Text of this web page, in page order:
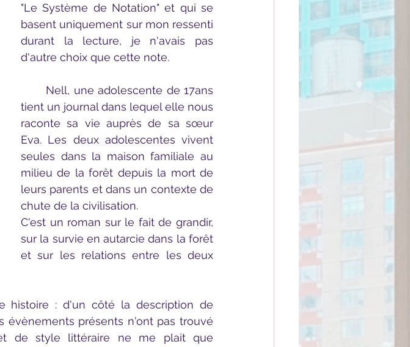
"Le Système de Notation" et qui se
basent uniquement sur mon ressenti
durant la lecture, je n'avais pas
d'autre choix que cette note.
tient un journal dans lequel elle nous
raconte sa vie auprès de sa sœur
Eva. Les deux adolescentes vivent
seules dans la maison familiale au
milieu de la forêt depuis la mort de
leurs parents et dans un contexte de
chute de la civilisation.
C'est un roman sur le fait de grandir,
sur la survie en autarcie dans la forêt
et sur les relations entre les deux
présents n'ont pas trouvé
de style littéraire ne me plait que